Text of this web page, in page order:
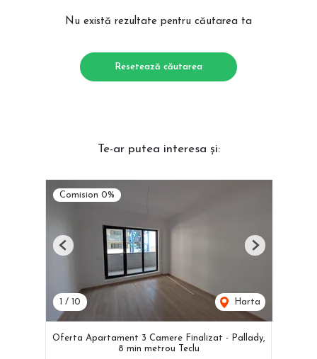
Nu există rezultate pentru căutarea ta
Resetează căutarea
Te-ar putea interesa și:
Comision 0%
1 / 10 Harta
Previous Next
Oferta Apartament 3 Camere Finalizat - Pallady,
8 min metrou Teclu